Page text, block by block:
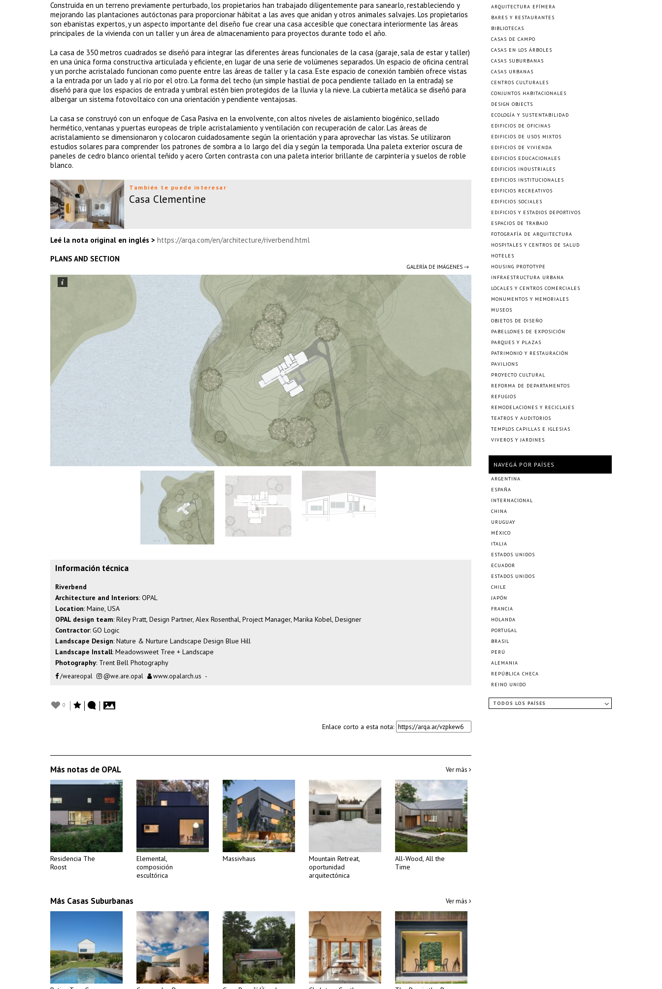
Construida en un terreno previamente perturbado, los propietarios han trabajado diligentemente para sanearlo, restableciendo y
mejorando las plantaciones autóctonas para proporcionar hábitat a las aves que anidan y otros animales salvajes. Los propietarios
son ebanistas expertos, y un aspecto importante del diseño fue crear una casa accesible que conectara interiormente las áreas
principales de la vivienda con un taller y un área de almacenamiento para proyectos durante todo el año.
La casa de 350 metros cuadrados se diseñó para integrar las diferentes áreas funcionales de la casa (garaje, sala de estar y taller)
en una única forma constructiva articulada y eficiente, en lugar de una serie de volúmenes separados. Un espacio de oficina central
y un porche acristalado funcionan como puente entre las áreas de taller y la casa. Este espacio de conexión también ofrece vistas
a la entrada por un lado y al río por el otro. La forma del techo (un simple hastial de poca pendiente tallado en la entrada) se
diseñó para que los espacios de entrada y umbral estén bien protegidos de la lluvia y la nieve. La cubierta metálica se diseñó para
albergar un sistema fotovoltaico con una orientación y pendiente ventajosas.
La casa se construyó con un enfoque de Casa Pasiva en la envolvente, con altos niveles de aislamiento biogénico, sellado
hermético, ventanas y puertas europeas de triple acristalamiento y ventilación con recuperación de calor. Las áreas de
acristalamiento se dimensionaron y colocaron cuidadosamente según la orientación y para aprovechar las vistas. Se utilizaron
estudios solares para comprender los patrones de sombra a lo largo del día y según la temporada. Una paleta exterior oscura de
paneles de cedro blanco oriental teñido y acero Corten contrasta con una paleta interior brillante de carpintería y suelos de roble
blanco.
También te puede interesar
Casa Clementine
Leé la nota original en inglés > https://arqa.com/en/architecture/riverbend.html
PLANS AND SECTION
GALERÍA DE IMÁGENES →
Información técnica
Riverbend
Architecture and Interiors: OPAL
Location: Maine, USA
OPAL design team: Riley Pratt, Design Partner, Alex Rosenthal, Project Manager, Marika Kobel, Designer
Contractor: GO Logic
Landscape Design: Nature & Nurture Landscape Design Blue Hill
Landscape Install: Meadowsweet Tree + Landscape
Photography: Trent Bell Photography
/weareopal @we.are.opal www.opalarch.us -
0
Enlace corto a esta nota:
Más notas de OPAL Ver más
Residencia The
Roost
Elemental,
composición
escultórica
Massivhaus
Mountain Retreat,
oportunidad
arquitectónica
All-Wood, All the
Time
Más Casas Suburbanas Ver más
ARQUITECTURA EFÍMERA
BARES Y RESTAURANTES
BIBLIOTECAS
CASAS DE CAMPO
CASAS EN LOS ÁRBOLES
CASAS SUBURBANAS
CASAS URBANAS
CENTROS CULTURALES
CONJUNTOS HABITACIONALES
DESIGN OBJECTS
ECOLOGÍA Y SUSTENTABILIDAD
EDIFICIOS DE OFICINAS
EDIFICIOS DE USOS MIXTOS
EDIFICIOS DE VIVIENDA
EDIFICIOS EDUCACIONALES
EDIFICIOS INDUSTRIALES
EDIFICIOS INSTITUCIONALES
EDIFICIOS RECREATIVOS
EDIFICIOS SOCIALES
EDIFICIOS Y ESTADIOS DEPORTIVOS
ESPACIOS DE TRABAJO
FOTOGRAFÍA DE ARQUITECTURA
HOSPITALES Y CENTROS DE SALUD
HOTELES
HOUSING PROTOTYPE
INFRAESTRUCTURA URBANA
LOCALES Y CENTROS COMERCIALES
MONUMENTOS Y MEMORIALES
MUSEOS
OBJETOS DE DISEÑO
PABELLONES DE EXPOSICIÓN
PARQUES Y PLAZAS
PATRIMONIO Y RESTAURACIÓN
PAVILIONS
PROYECTO CULTURAL
REFORMA DE DEPARTAMENTOS
REFUGIOS
REMODELACIONES Y RECICLAJES
TEATROS Y AUDITORIOS
TEMPLOS CAPILLAS E IGLESIAS
VIVEROS Y JARDINES
NAVEGÁ POR PAÍSES
ARGENTINA
ESPAÑA
INTERNACIONAL
CHINA
URUGUAY
MÉXICO
ITALIA
ESTADOS UNIDOS
ECUADOR
ESTADOS UNIDOS
CHILE
JAPÓN
FRANCIA
HOLANDA
PORTUGAL
BRASIL
PERÚ
ALEMANIA
REPÚBLICA CHECA
REINO UNIDO
TODOS LOS PAÍSES